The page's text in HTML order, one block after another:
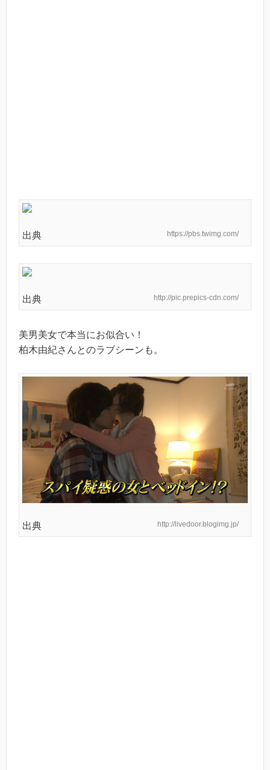
出典 https://pbs.twimg.com/
出典 http://pic.prepics-cdn.com/
美男美女で本当にお似合い！
柏木由紀さんとのラブシーンも。
出典 http://livedoor.blogimg.jp/